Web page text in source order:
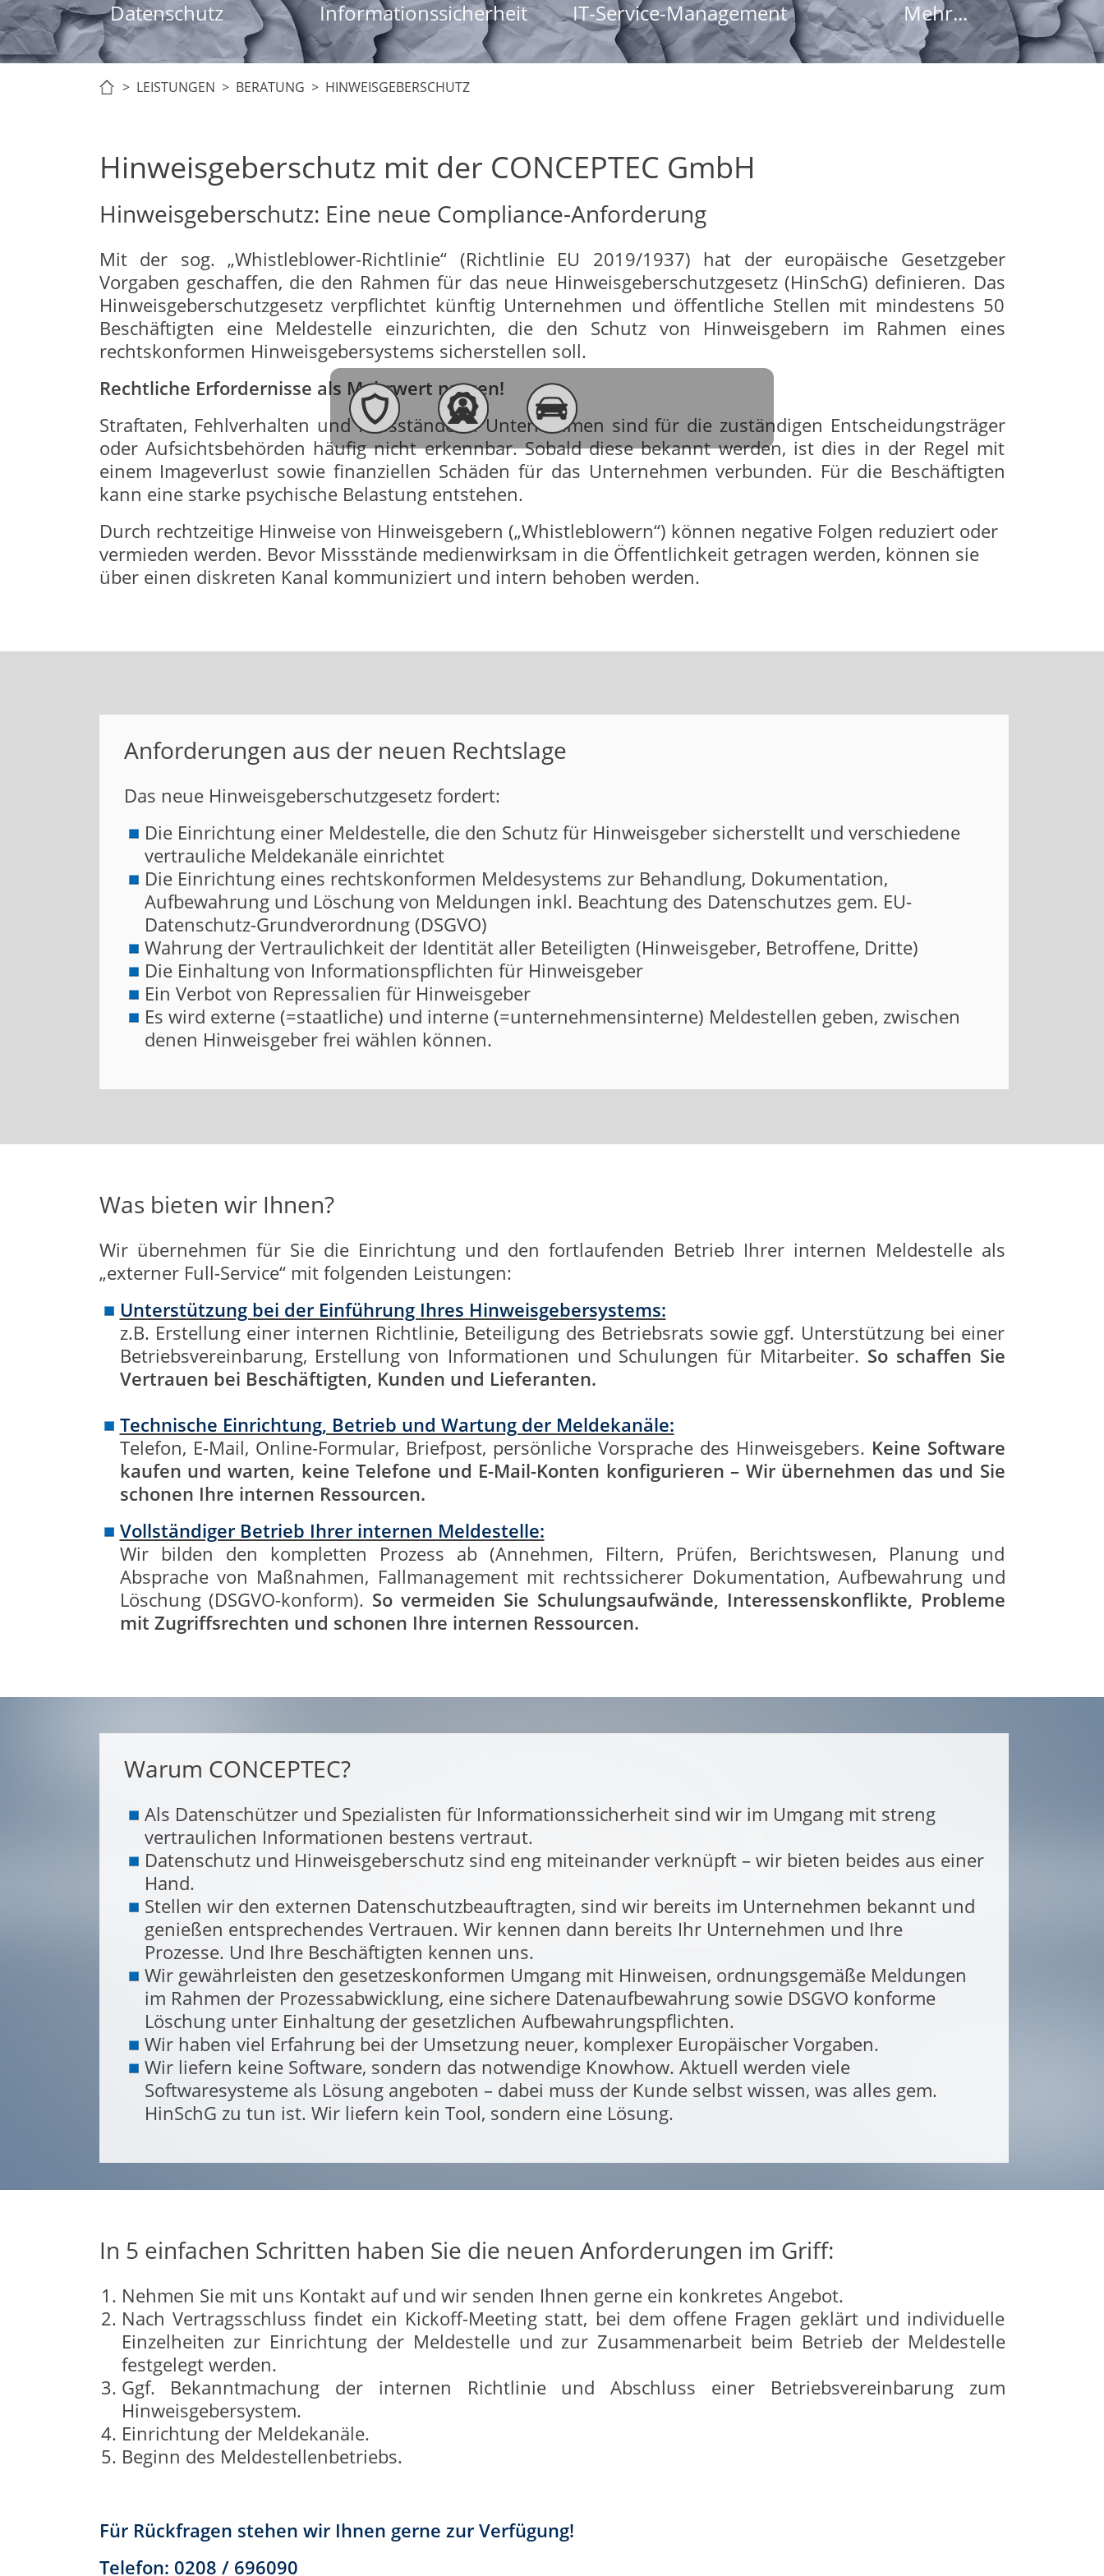
Datenschutz Informationssicherheit IT-Service-Management Mehr...
> LEISTUNGEN > BERATUNG > HINWEISGEBERSCHUTZ
Hinweisgeberschutz mit der CONCEPTEC GmbH
Hinweisgeberschutz: Eine neue Compliance-Anforderung
Mit der sog. „Whistleblower-Richtlinie“ (Richtlinie EU 2019/1937) hat der europäische Gesetzgeber
Vorgaben geschaffen, die den Rahmen für das neue Hinweisgeberschutzgesetz (HinSchG) definieren. Das
Hinweisgeberschutzgesetz verpflichtet künftig Unternehmen und öffentliche Stellen mit mindestens 50
Beschäftigten eine Meldestelle einzurichten, die den Schutz von Hinweisgebern im Rahmen eines
rechtskonformen Hinweisgebersystems sicherstellen soll.
Rechtliche Erfordernisse als Mehrwert nutzen!
Straftaten, Fehlverhalten und Missstände in Unternehmen sind für die zuständigen Entscheidungsträger
oder Aufsichtsbehörden häufig nicht erkennbar. Sobald diese bekannt werden, ist dies in der Regel mit
einem Imageverlust sowie finanziellen Schäden für das Unternehmen verbunden. Für die Beschäftigten
kann eine starke psychische Belastung entstehen.
Durch rechtzeitige Hinweise von Hinweisgebern („Whistleblowern“) können negative Folgen reduziert oder
vermieden werden. Bevor Missstände medienwirksam in die Öffentlichkeit getragen werden, können sie
über einen diskreten Kanal kommuniziert und intern behoben werden.
Anforderungen aus der neuen Rechtslage
Das neue Hinweisgeberschutzgesetz fordert:
Die Einrichtung einer Meldestelle, die den Schutz für Hinweisgeber sicherstellt und verschiedene
vertrauliche Meldekanäle einrichtet
Die Einrichtung eines rechtskonformen Meldesystems zur Behandlung, Dokumentation,
Aufbewahrung und Löschung von Meldungen inkl. Beachtung des Datenschutzes gem. EU-
Datenschutz-Grundverordnung (DSGVO)
Wahrung der Vertraulichkeit der Identität aller Beteiligten (Hinweisgeber, Betroffene, Dritte)
Die Einhaltung von Informationspflichten für Hinweisgeber
Ein Verbot von Repressalien für Hinweisgeber
Es wird externe (=staatliche) und interne (=unternehmensinterne) Meldestellen geben, zwischen
denen Hinweisgeber frei wählen können.
Was bieten wir Ihnen?
Wir übernehmen für Sie die Einrichtung und den fortlaufenden Betrieb Ihrer internen Meldestelle als
„externer Full-Service“ mit folgenden Leistungen:
Unterstützung bei der Einführung Ihres Hinweisgebersystems:
z.B. Erstellung einer internen Richtlinie, Beteiligung des Betriebsrats sowie ggf. Unterstützung bei einer
Betriebsvereinbarung, Erstellung von Informationen und Schulungen für Mitarbeiter. So schaffen Sie
Vertrauen bei Beschäftigten, Kunden und Lieferanten.
Technische Einrichtung, Betrieb und Wartung der Meldekanäle:
Telefon, E-Mail, Online-Formular, Briefpost, persönliche Vorsprache des Hinweisgebers. Keine Software
kaufen und warten, keine Telefone und E-Mail-Konten konfigurieren – Wir übernehmen das und Sie
schonen Ihre internen Ressourcen.
Vollständiger Betrieb Ihrer internen Meldestelle:
Wir bilden den kompletten Prozess ab (Annehmen, Filtern, Prüfen, Berichtswesen, Planung und
Absprache von Maßnahmen, Fallmanagement mit rechtssicherer Dokumentation, Aufbewahrung und
Löschung (DSGVO-konform). So vermeiden Sie Schulungsaufwände, Interessenskonflikte, Probleme
mit Zugriffsrechten und schonen Ihre internen Ressourcen.
Warum CONCEPTEC?
Als Datenschützer und Spezialisten für Informationssicherheit sind wir im Umgang mit streng
vertraulichen Informationen bestens vertraut.
Datenschutz und Hinweisgeberschutz sind eng miteinander verknüpft – wir bieten beides aus einer
Hand.
Stellen wir den externen Datenschutzbeauftragten, sind wir bereits im Unternehmen bekannt und
genießen entsprechendes Vertrauen. Wir kennen dann bereits Ihr Unternehmen und Ihre
Prozesse. Und Ihre Beschäftigten kennen uns.
Wir gewährleisten den gesetzeskonformen Umgang mit Hinweisen, ordnungsgemäße Meldungen
im Rahmen der Prozessabwicklung, eine sichere Datenaufbewahrung sowie DSGVO konforme
Löschung unter Einhaltung der gesetzlichen Aufbewahrungspflichten.
Wir haben viel Erfahrung bei der Umsetzung neuer, komplexer Europäischer Vorgaben.
Wir liefern keine Software, sondern das notwendige Knowhow. Aktuell werden viele
Softwaresysteme als Lösung angeboten – dabei muss der Kunde selbst wissen, was alles gem.
HinSchG zu tun ist. Wir liefern kein Tool, sondern eine Lösung.
In 5 einfachen Schritten haben Sie die neuen Anforderungen im Griff:
Nehmen Sie mit uns Kontakt auf und wir senden Ihnen gerne ein konkretes Angebot.
Nach Vertragsschluss findet ein Kickoff-Meeting statt, bei dem offene Fragen geklärt und individuelle
Einzelheiten zur Einrichtung der Meldestelle und zur Zusammenarbeit beim Betrieb der Meldestelle
festgelegt werden.
Ggf. Bekanntmachung der internen Richtlinie und Abschluss einer Betriebsvereinbarung zum
Hinweisgebersystem.
Einrichtung der Meldekanäle.
Beginn des Meldestellenbetriebs.
Für Rückfragen stehen wir Ihnen gerne zur Verfügung!
Telefon: 0208 / 696090